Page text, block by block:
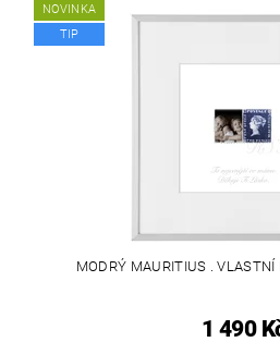
NOVINKA
TIP
MODRÝ MAURITIUS .
1 490